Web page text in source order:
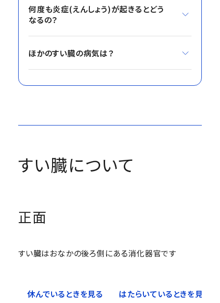
何度も炎症(えんしょう)が起きるとどう
なるの？
ほかのすい臓の病気は？
すい臓について
正面
すい臓はおなかの後ろ側にある消化器官です
休んでいるときを見る はたらいているときを見る